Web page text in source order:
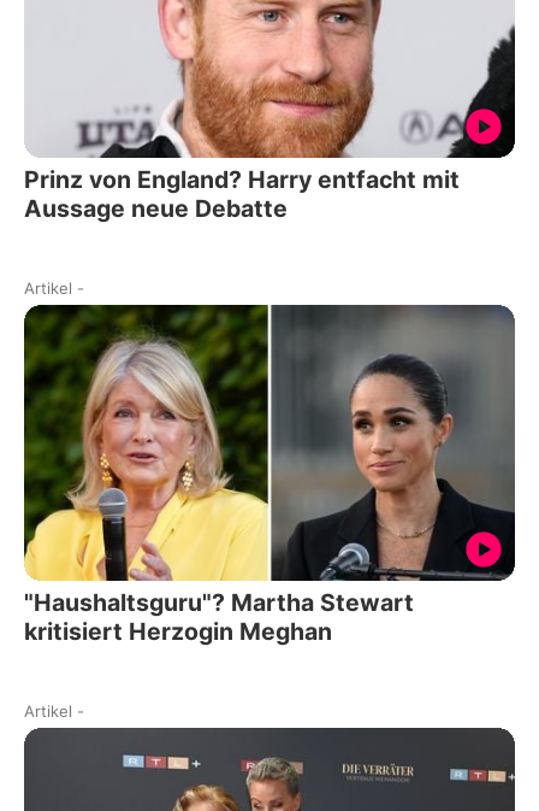
Prinz von England? Harry entfacht mit
Aussage neue Debatte
Artikel -
"Haushaltsguru"? Martha Stewart
kritisiert Herzogin Meghan
Artikel -